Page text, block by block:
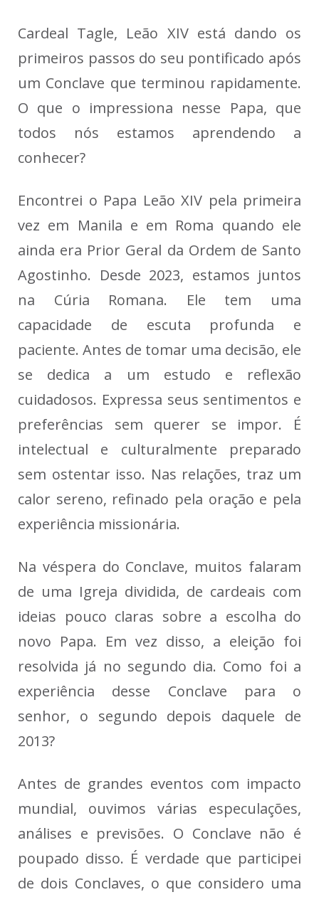
Cardeal Tagle, Leão XIV está dando os
primeiros passos do seu pontificado após
um Conclave que terminou rapidamente.
O que o impressiona nesse Papa, que
todos nós estamos aprendendo a
conhecer?
Encontrei o Papa Leão XIV pela primeira
vez em Manila e em Roma quando ele
ainda era Prior Geral da Ordem de Santo
Agostinho. Desde 2023, estamos juntos
na Cúria Romana. Ele tem uma
capacidade de escuta profunda e
paciente. Antes de tomar uma decisão, ele
se dedica a um estudo e reflexão
cuidadosos. Expressa seus sentimentos e
preferências sem querer se impor. É
intelectual e culturalmente preparado
sem ostentar isso. Nas relações, traz um
calor sereno, refinado pela oração e pela
experiência missionária.
Na véspera do Conclave, muitos falaram
de uma Igreja dividida, de cardeais com
ideias pouco claras sobre a escolha do
novo Papa. Em vez disso, a eleição foi
resolvida já no segundo dia. Como foi a
experiência desse Conclave para o
senhor, o segundo depois daquele de
2013?
Antes de grandes eventos com impacto
mundial, ouvimos várias especulações,
análises e previsões. O Conclave não é
poupado disso. É verdade que participei
de dois Conclaves, o que considero uma